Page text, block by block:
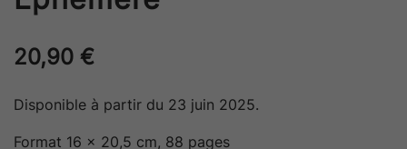
20,90 €
Disponible à partir du 23 juin 2025.
Format 16 x 20,5 cm, 88 pages